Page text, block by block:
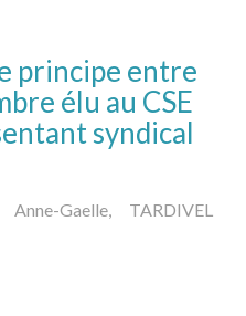
principe entre
élu au CSE
syndical
Gaelle, TARDIVEL